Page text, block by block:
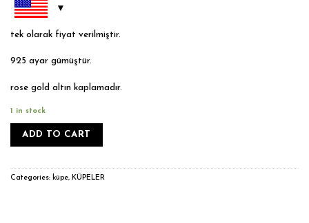
tek olarak fiyat verilmiştir.
925 ayar gümüştür.
rose gold altın kaplamadır.
1 in stock
ADD TO CART
Categories: küpe, KÜPELER